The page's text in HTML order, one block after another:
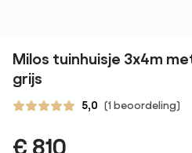
Milos tuinhuisje 3x4m
grijs
5,0 (1 beoordeling)
€ 810